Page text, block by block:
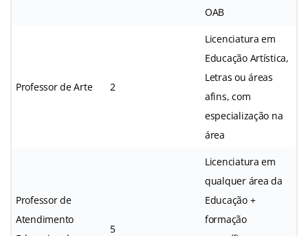
OAB
Professor de Arte 2
Licenciatura em
Educação Artística,
Letras ou áreas
afins, com
especialização na
área
Professor de
Atendimento
5
Licenciatura em
qualquer área da
Educação +
formação